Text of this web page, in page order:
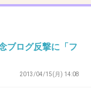
ブログ反撃に「フ
2013/04/15(月) 14:08